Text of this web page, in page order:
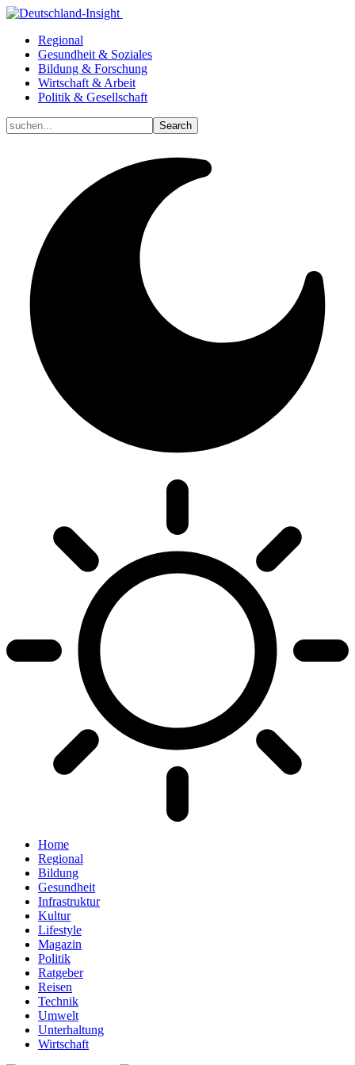
Regional
Gesundheit & Soziales
Bildung & Forschung
Wirtschaft & Arbeit
Politik & Gesellschaft
Home
Regional
Bildung
Gesundheit
Infrastruktur
Kultur
Lifestyle
Magazin
Politik
Ratgeber
Reisen
Technik
Umwelt
Unterhaltung
Wirtschaft